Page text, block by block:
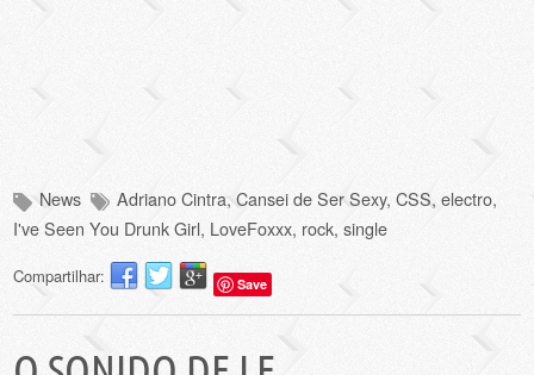
News Adriano Cintra,Cansei de Ser Sexy,CSS,electro,
I've Seen You Drunk Girl, LoveFoxxx, rock,single
Compartilhar: Save